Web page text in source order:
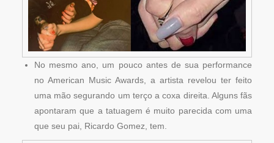
No mesmo ano, um pouco antes de sua performance
no American Music Awards, a artista revelou ter feito
uma mão segurando um terço a coxa direita. Alguns fãs
apontaram que a tatuagem é muito parecida com uma
que seu pai, Ricardo Gomez, tem.